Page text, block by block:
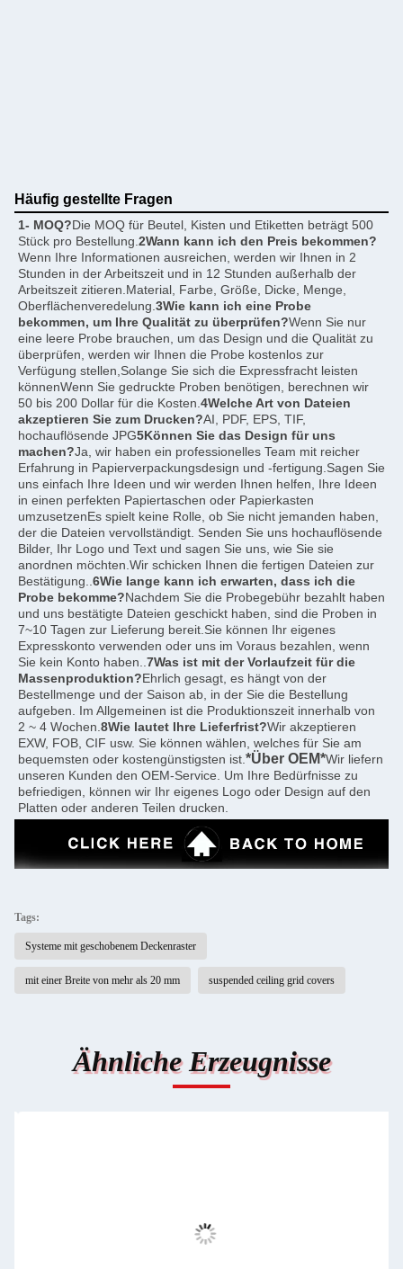
Häufig gestellte Fragen
1- MOQ?Die MOQ für Beutel, Kisten und Etiketten beträgt 500
Stück pro Bestellung. 2Wann kann ich den Preis bekommen?
Wenn Ihre Informationen ausreichen, werden wir Ihnen in 2
Stunden in der Arbeitszeit und in 12 Stunden außerhalb der
Arbeitszeit zitieren.Material, Farbe, Größe, Dicke, Menge,
Oberflächenveredelung. 3Wie kann ich eine Probe
bekommen, um Ihre Qualität zu überprüfen?Wenn Sie nur
eine leere Probe brauchen, um das Design und die Qualität zu
überprüfen, werden wir Ihnen die Probe kostenlos zur
Verfügung stellen,Solange Sie sich die Expressfracht leisten
könnenWenn Sie gedruckte Proben benötigen, berechnen wir
50 bis 200 Dollar für die Kosten. 4Welche Art von Dateien
akzeptieren Sie zum Drucken?AI, PDF, EPS, TIF,
hochauflösende JPG5Können Sie das Design für uns
machen?Ja, wir haben ein professionelles Team mit reicher
Erfahrung in Papierverpackungsdesign und -fertigung.Sagen Sie
uns einfach Ihre Ideen und wir werden Ihnen helfen, Ihre Ideen
in einen perfekten Papiertaschen oder Papierkasten
umzusetzenEs spielt keine Rolle, ob Sie nicht jemanden haben,
der die Dateien vervollständigt. Senden Sie uns hochauflösende
Bilder, Ihr Logo und Text und sagen Sie uns, wie Sie sie
anordnen möchten.Wir schicken Ihnen die fertigen Dateien zur
Bestätigung.. 6Wie lange kann ich erwarten, dass ich die
Probe bekomme?Nachdem Sie die Probegebühr bezahlt haben
und uns bestätigte Dateien geschickt haben, sind die Proben in
7~10 Tagen zur Lieferung bereit.Sie können Ihr eigenes
Expresskonto verwenden oder uns im Voraus bezahlen, wenn
Sie kein Konto haben.. 7Was ist mit der Vorlaufzeit für die
Massenproduktion?Ehrlich gesagt, es hängt von der
Bestellmenge und der Saison ab, in der Sie die Bestellung
aufgeben. Im Allgemeinen ist die Produktionszeit innerhalb von
2 ~ 4 Wochen. 8Wie lautet Ihre Lieferfrist?Wir akzeptieren
EXW, FOB, CIF usw. Sie können wählen, welches für Sie am
bequemsten oder kostengünstigsten ist. *Über OEM*Wir liefern
unseren Kunden den OEM-Service. Um Ihre Bedürfnisse zu
befriedigen, können wir Ihr eigenes Logo oder Design auf den
Platten oder anderen Teilen drucken.
Tags:
Systeme mit geschobenem Deckenraster
mit einer Breite von mehr als 20 mm suspended ceiling grid covers
Ähnliche Erzeugnisse